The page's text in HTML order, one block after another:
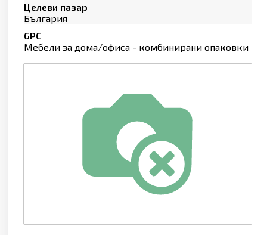
Целеви пазар
България
GPC
Мебели за дома/офиса - комбинирани опаковки